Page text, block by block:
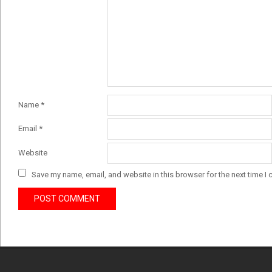
Name *
Email *
Website
Save my name, email, and website in this browser for the next time I